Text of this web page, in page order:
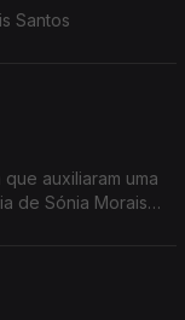
Santos
auxiliaram uma
de Sónia Morais